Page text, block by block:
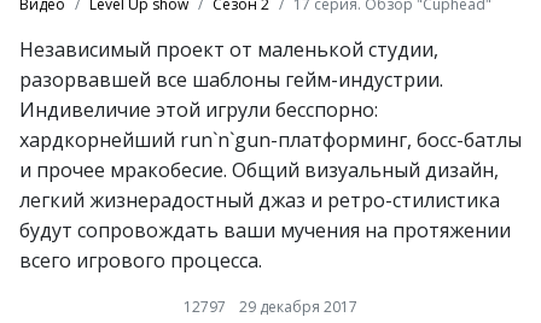
Независимый проект от маленькой студии,
разорвавшей все шаблоны гейм-индустрии.
Индивеличие этой игрули бесспорно:
хардкорнейший run`n`gun-платформинг, босс-батлы
и прочее мракобесие. Общий визуальный дизайн,
легкий жизнерадостный джаз и ретро-стилистика
будут сопровождать ваши мучения на протяжении
всего игрового процесса.
12797 29 декабря 2017